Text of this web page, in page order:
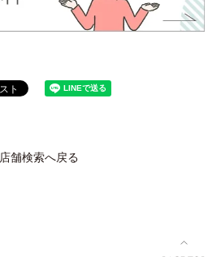
店舗検索へ戻る